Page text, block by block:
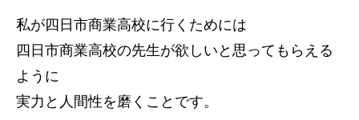
私が四日市商業高校に行くためには
四日市商業高校の先生が欲しいと思ってもらえる
ように
実力と人間性を磨くことです。